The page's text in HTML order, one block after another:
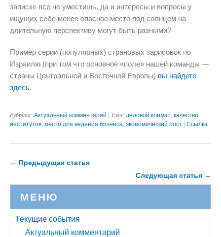
записке все не уместишь, да и интересы и вопросы у
ищущих себе менее опасное место под солнцем на
длительную перспективу могут быть разными?
Пример серии (популярных) страновых зарисовок по
Израилю (при том что основное «поле» нашей команды —
страны Центральной и Восточной Европы) вы найдете
здесь.
Рубрики: Актуальный комментарий | Тэги: деловой климат качество
институтов место для ведения бизнеса экономический рост | Ссылка
← Предыдущая статья
Следующая статья →
МЕНЮ
Текущие события
Актуальный комментарий